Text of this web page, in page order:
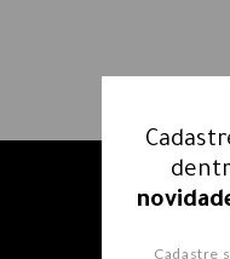
Receba
Cadastre